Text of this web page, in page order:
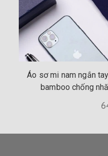
Áo sơ mi nam ngắn
bamboo chống